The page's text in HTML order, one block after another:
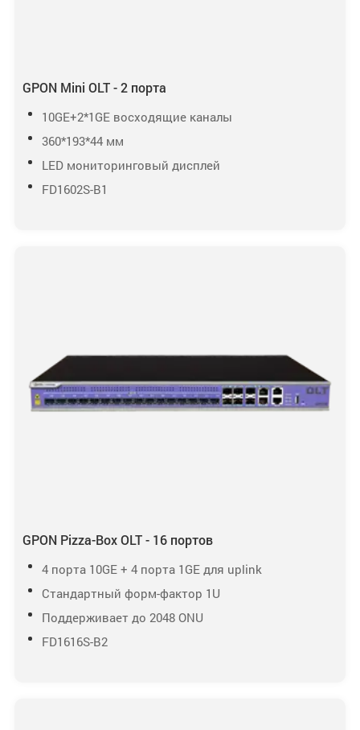
GPON Mini OLT - 2 порта
10GE+2*1GE восходящие каналы
360*193*44 мм
LED мониторинговый дисплей
FD1602S-B1
GPON Pizza-Box OLT - 16 портов
4 порта 10GE + 4 порта 1GE для uplink
Стандартный форм-фактор 1U
Поддерживает до 2048 ONU
FD1616S-B2